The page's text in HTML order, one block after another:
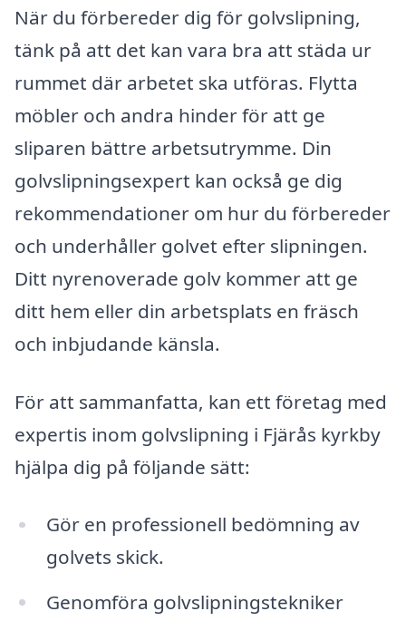
När du förbereder dig för golvslipning,
tänk på att det kan vara bra att städa ur
rummet där arbetet ska utföras. Flytta
möbler och andra hinder för att ge
sliparen bättre arbetsutrymme. Din
golvslipningsexpert kan också ge dig
rekommendationer om hur du förbereder
och underhåller golvet efter slipningen.
Ditt nyrenoverade golv kommer att ge
ditt hem eller din arbetsplats en fräsch
och inbjudande känsla.
För att sammanfatta, kan ett företag med
expertis inom golvslipning i Fjärås kyrkby
hjälpa dig på följande sätt:
Gör en professionell bedömning av
golvets skick.
Genomföra golvslipningstekniker